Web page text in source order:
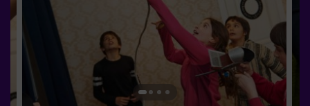
que bajar el nivel de dificultad.